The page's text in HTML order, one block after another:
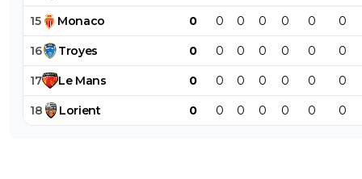
15 Monaco 0 0 0 0 0 0 0
16 Troyes 0 0 0 0 0 0 0
17 Le Mans 0 0 0 0 0 0 0
18 Lorient 0 0 0 0 0 0 0